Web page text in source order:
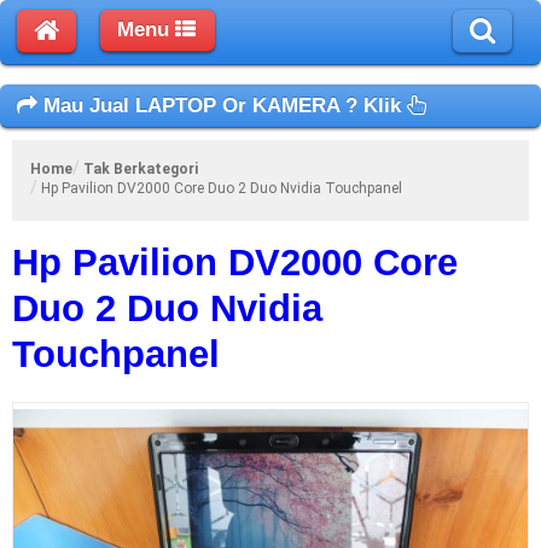
Menu
Mau Jual LAPTOP Or KAMERA ? Klik
Home
Tak Berkategori
Hp Pavilion DV2000 Core Duo 2 Duo Nvidia Touchpanel
Hp Pavilion DV2000 Core
Duo 2 Duo Nvidia
Touchpanel